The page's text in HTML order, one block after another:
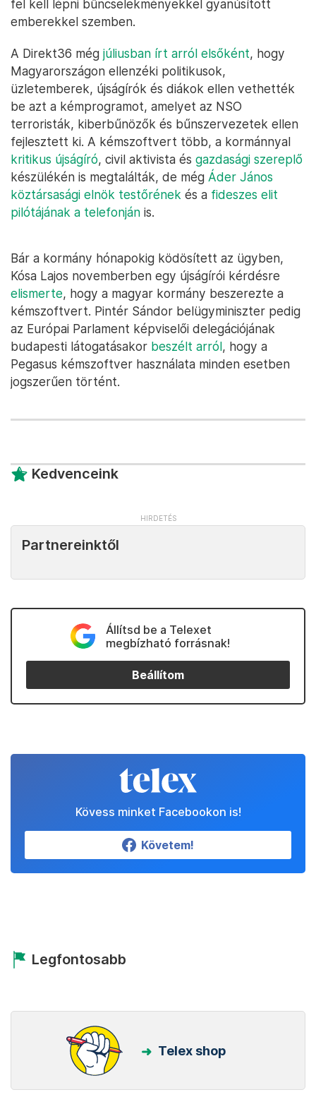
fel kell lépni bűncselekményekkel gyanúsított
emberekkel szemben.
A Direkt36 még júliusban írt arról elsőként, hogy
Magyarországon ellenzéki politikusok,
üzletemberek, újságírók és diákok ellen vethették
be azt a kémprogramot, amelyet az NSO
terroristák, kiberbűnözők és bűnszervezetek ellen
fejlesztett ki. A kémszoftvert több, a kormánnyal
kritikus újságíró, civil aktivista és gazdasági szereplő
készülékén is megtalálták, de még Áder János
köztársasági elnök testőrének és a fideszes elit
pilótájának a telefonján is.
Bár a kormány hónapokig ködösített az ügyben,
Kósa Lajos novemberben egy újságírói kérdésre
elismerte, hogy a magyar kormány beszerezte a
kémszoftvert. Pintér Sándor belügyminiszter pedig
az Európai Parlament képviselői delegációjának
budapesti látogatásakor beszélt arról, hogy a
Pegasus kémszoftver használata minden esetben
jogszerűen történt.
Kedvenceink
Partnereinktől
Állítsd be a Telexet
megbízható forrásnak!
Beállítom
Kövess minket Facebookon is!
Követem!
Legfontosabb
Telex shop